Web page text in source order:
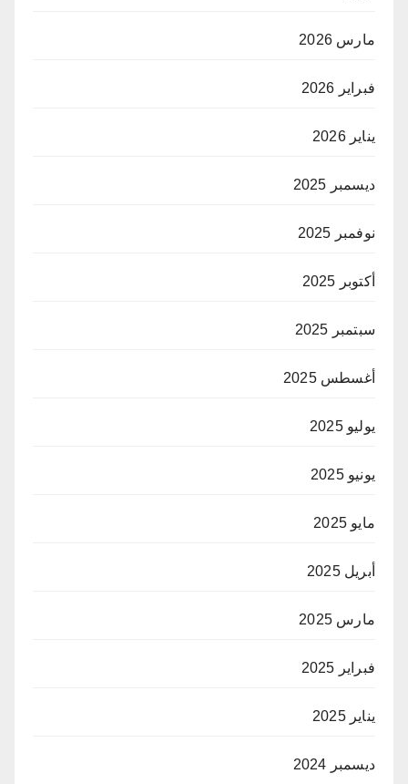
مارس 2026
فبراير 2026
يناير 2026
ديسمبر 2025
نوفمبر 2025
أكتوبر 2025
سبتمبر 2025
أغسطس 2025
يوليو 2025
يونيو 2025
مايو 2025
أبريل 2025
مارس 2025
فبراير 2025
يناير 2025
ديسمبر 2024